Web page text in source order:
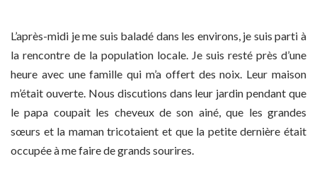
L’après-midi je me suis baladé dans les environs, je suis parti à
la rencontre de la population locale. Je suis resté près d’une
heure avec une famille qui m’a offert des noix. Leur maison
m’était ouverte. Nous discutions dans leur jardin pendant que
le papa coupait les cheveux de son ainé, que les grandes
sœurs et la maman tricotaient et que la petite dernière était
occupée à me faire de grands sourires.